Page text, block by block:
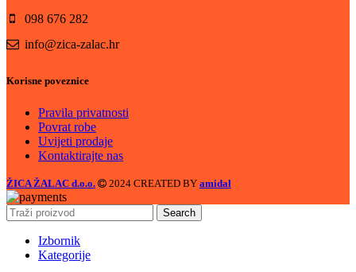
098 676 282
info@zica-zalac.hr
Korisne poveznice
Pravila privatnosti
Povrat robe
Uvijeti prodaje
Kontaktirajte nas
ŽICA ŽALAC d.o.o. 2024 CREATED BY amidal
Search
Izbornik
Kategorije